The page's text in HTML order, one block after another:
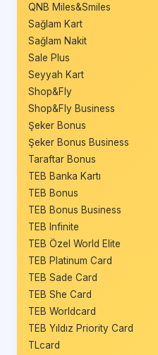
QNB Miles&Smiles
Sağlam Kart
Sağlam Nakit
Sale Plus
Seyyah Kart
Shop&Fly
Shop&Fly Business
Şeker Bonus
Şeker Bonus Business
Taraftar Bonus
TEB Banka Kartı
TEB Bonus
TEB Bonus Business
TEB Infinite
TEB Özel World Elite
TEB Platinum Card
TEB Sade Card
TEB She Card
TEB Worldcard
TEB Yıldız Priority Card
TLcard